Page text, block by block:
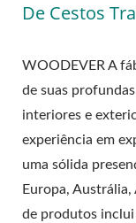
De Cestos
WOODEVER A
de suas
interiores e
experiência em
uma sólida
Europa,
de produtos inclui